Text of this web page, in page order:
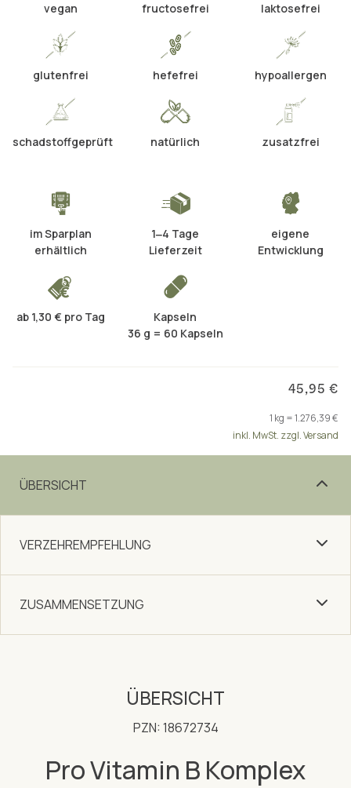
vegan fructosefrei laktosefrei
glutenfrei hefefrei hypoallergen
schadstoffgeprüft natürlich zusatzfrei
im Sparplan
erhältlich
1‒4 Tage
Lieferzeit
eigene
Entwicklung
ab 1,30 € pro Tag
Kapseln
36 g = 60 Kapseln
45,95 €
1 kg = 1.276,39 €
inkl. MwSt. zzgl. Versand
ÜBERSICHT
VERZEHREMPFEHLUNG
ZUSAMMENSETZUNG
ÜBERSICHT
PZN: 18672734
Pro Vitamin B Komplex